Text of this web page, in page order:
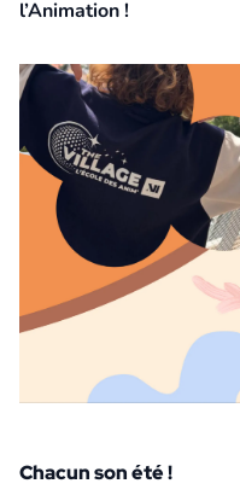
l’Animation !
Chacun son été !